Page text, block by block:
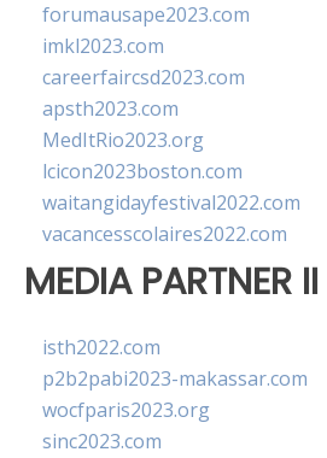
forumausape2023.com
imkl2023.com
careerfaircsd2023.com
apsth2023.com
MedItRio2023.org
lcicon2023boston.com
waitangidayfestival2022.com
vacancesscolaires2022.com
MEDIA PARTNER II
isth2022.com
p2b2pabi2023-makassar.com
wocfparis2023.org
sinc2023.com